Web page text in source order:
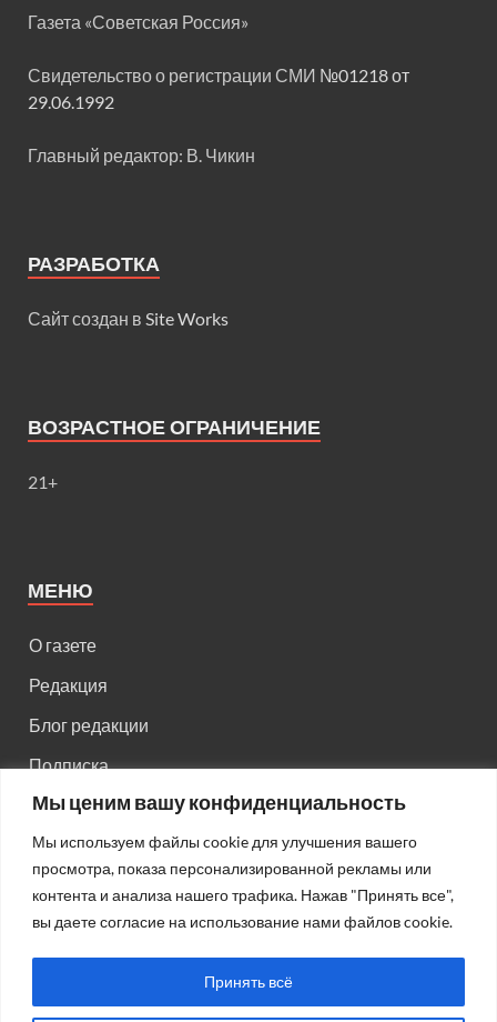
Мы ценим вашу конфиденциальность
Мы используем файлы cookie для улучшения вашего
просмотра, показа персонализированной рекламы или
контента и анализа нашего трафика. Нажав "Принять все",
вы даете согласие на использование нами файлов cookie.
Принять всё
Газета «Советская Россия»
Свидетельство о регистрации СМИ №01218 от
29.06.1992
Главный редактор: В. Чикин
РАЗРАБОТКА
Сайт создан в Site Works
ВОЗРАСТНОЕ ОГРАНИЧЕНИЕ
21+
МЕНЮ
О газете
Редакция
Блог редакции
Подписка
Правила поведения на сайте
Реклама
Старый сайт
Старый HTML сайт